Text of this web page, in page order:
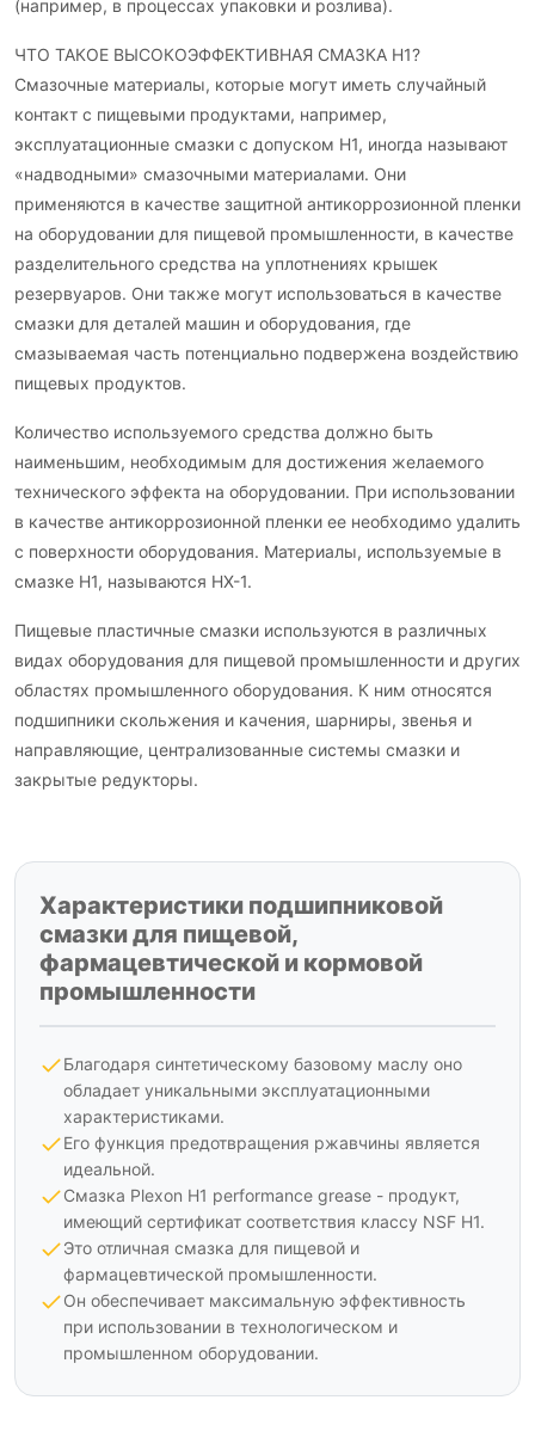
(например, в процессах упаковки и розлива).
ЧТО ТАКОЕ ВЫСОКОЭФФЕКТИВНАЯ СМАЗКА H1?
Смазочные материалы, которые могут иметь случайный
контакт с пищевыми продуктами, например,
эксплуатационные смазки с допуском H1, иногда называют
«надводными» смазочными материалами. Они
применяются в качестве защитной антикоррозионной пленки
на оборудовании для пищевой промышленности, в качестве
разделительного средства на уплотнениях крышек
резервуаров. Они также могут использоваться в качестве
смазки для деталей машин и оборудования, где
смазываемая часть потенциально подвержена воздействию
пищевых продуктов.
Количество используемого средства должно быть
наименьшим, необходимым для достижения желаемого
технического эффекта на оборудовании. При использовании
в качестве антикоррозионной пленки ее необходимо удалить
с поверхности оборудования. Материалы, используемые в
смазке H1, называются HX-1.
Пищевые пластичные смазки используются в различных
видах оборудования для пищевой промышленности и других
областях промышленного оборудования. К ним относятся
подшипники скольжения и качения, шарниры, звенья и
направляющие, централизованные системы смазки и
закрытые редукторы.
Характеристики подшипниковой
смазки для пищевой,
фармацевтической и кормовой
промышленности
Благодаря синтетическому базовому маслу оно
обладает уникальными эксплуатационными
характеристиками.
Его функция предотвращения ржавчины является
идеальной.
Смазка Plexon H1 performance grease - продукт,
имеющий сертификат соответствия классу NSF H1.
Это отличная смазка для пищевой и
фармацевтической промышленности.
Он обеспечивает максимальную эффективность
при использовании в технологическом и
промышленном оборудовании.